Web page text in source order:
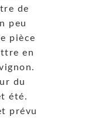
de
peu
pièce
en
du
été.
prévu